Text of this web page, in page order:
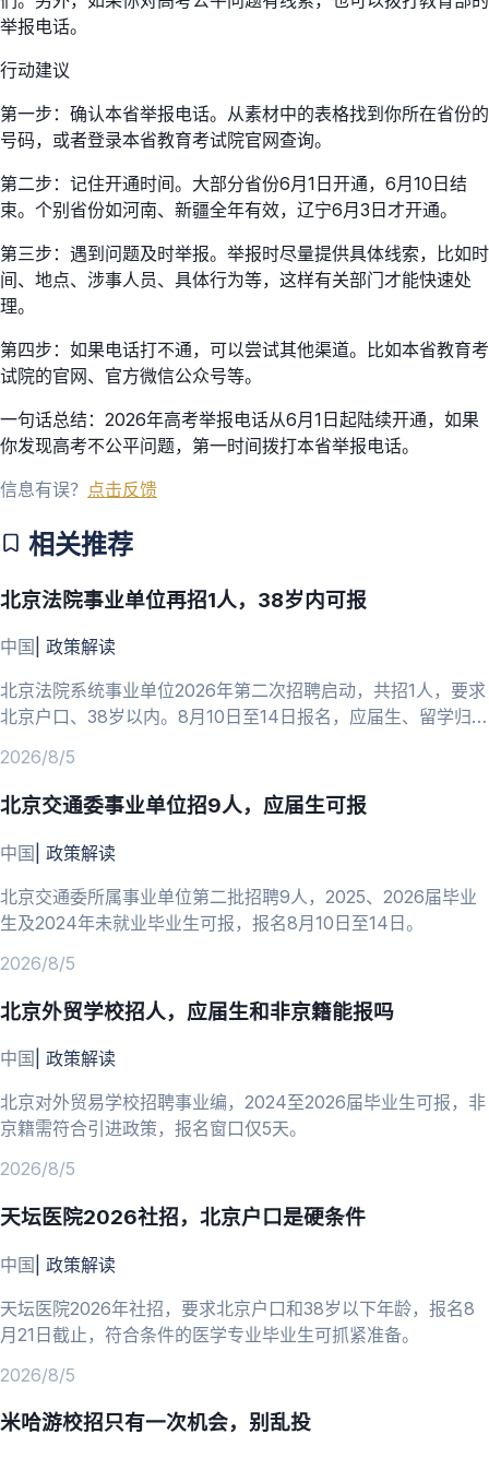
举报电话。
行动建议
第一步：确认本省举报电话。从素材中的表格找到你所在省份的
号码，或者登录本省教育考试院官网查询。
第二步：记住开通时间。大部分省份6月1日开通，6月10日结
束。个别省份如河南、新疆全年有效，辽宁6月3日才开通。
第三步：遇到问题及时举报。举报时尽量提供具体线索，比如时
间、地点、涉事人员、具体行为等，这样有关部门才能快速处
理。
第四步：如果电话打不通，可以尝试其他渠道。比如本省教育考
试院的官网、官方微信公众号等。
一句话总结：2026年高考举报电话从6月1日起陆续开通，如果
你发现高考不公平问题，第一时间拨打本省举报电话。
信息有误？ 点击反馈
相关推荐
北京法院事业单位再招1人，38岁内可报
中国 政策解读
北京法院系统事业单位2026年第二次招聘启动，共招1人，要求
北京户口、38岁以内。8月10日至14日报名，应届生、留学归国
2026/8/5
北京交通委事业单位招9人，应届生可报
中国 政策解读
北京交通委所属事业单位第二批招聘9人，2025、2026届毕业
生及2024年未就业毕业生可报，报名8月10日至14日。
2026/8/5
北京外贸学校招人，应届生和非京籍能报吗
中国 政策解读
北京对外贸易学校招聘事业编，2024至2026届毕业生可报，非
京籍需符合引进政策，报名窗口仅5天。
2026/8/5
天坛医院2026社招，北京户口是硬条件
中国 政策解读
天坛医院2026年社招，要求北京户口和38岁以下年龄，报名8
月21日截止，符合条件的医学专业毕业生可抓紧准备。
2026/8/5
米哈游校招只有一次机会，别乱投